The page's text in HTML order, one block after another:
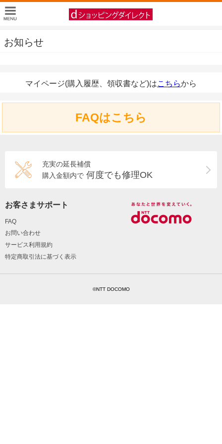
お知らせ
マイページ(購入履歴、領収書など)はこちらから
FAQはこちら
充実の延長補償
購入金額内で 何度でも修理OK
お客さまサポート
FAQ
お問い合わせ
サービス利用規約
特定商取引法に基づく表示
©NTT DOCOMO